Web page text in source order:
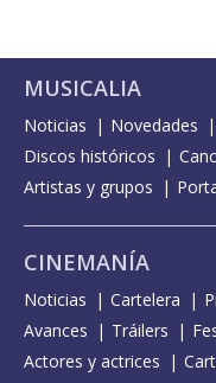
MUSICALIA
Noticias Novedades
Discos históricos
Artistas y grupos
CINEMANÍA
Noticias Cartelera
Avances
Tráilers
Actores y actrices